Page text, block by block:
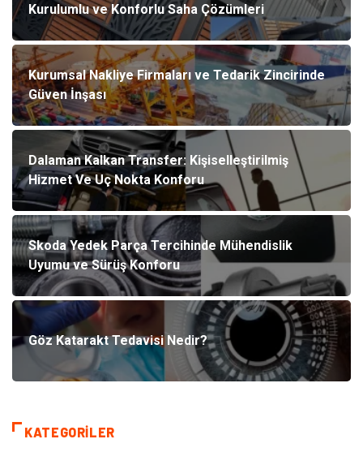
Kurulumlu ve Konforlu Saha Çözümleri
Kurumsal Nakliye Firmaları ve Tedarik Zincirinde
Güven İnşası
Dalaman Kalkan Transfer: Kişiselleştirilmiş
Hizmet Ve Uç Nokta Konforu
Skoda Yedek Parça Tercihinde Mühendislik
Uyumu ve Sürüş Konforu
Göz Katarakt Tedavisi Nedir?
KATEGORILER